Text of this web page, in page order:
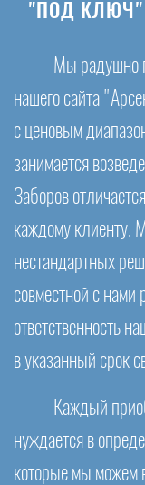
"ПОД КЛЮЧ"
Мы радушно
нашего сайта
с ценовым
занимается
Заборов
каждому клиенту.
нестандартных
совместной с нами
ответственность
в указанный срок
Каждый
нуждается в
которые мы можем